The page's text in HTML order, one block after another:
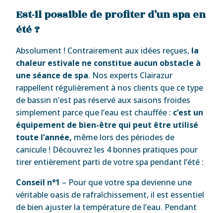
Est-il possible de profiter d’un spa en
été ?
Absolument ! Contrairement aux idées reçues, la
chaleur estivale ne constitue aucun obstacle à
une séance de spa. Nos experts Clairazur
rappellent régulièrement à nos clients que ce type
de bassin n’est pas réservé aux saisons froides
simplement parce que l’eau est chauffée : c’est un
équipement de bien-être qui peut être utilisé
toute l’année, même lors des périodes de
canicule ! Découvrez les 4 bonnes pratiques pour
tirer entièrement parti de votre spa pendant l’été :
Conseil n°1 – Pour que votre spa devienne une
véritable oasis de rafraîchissement, il est essentiel
de bien ajuster la température de l’eau. Pendant